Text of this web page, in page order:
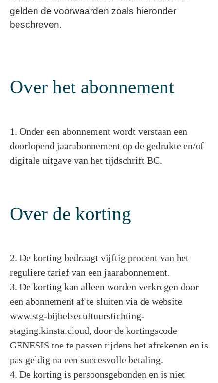
gelden de voorwaarden zoals hieronder
beschreven.
Over het abonnement
1. Onder een abonnement wordt verstaan een
doorlopend jaarabonnement op de gedrukte en/of
digitale uitgave van het tijdschrift BC.
Over de korting
2. De korting bedraagt vijftig procent van het
reguliere tarief van een jaarabonnement.
3. De korting kan alleen worden verkregen door
een abonnement af te sluiten via de website
www.stg-bijbelsecultuurstichting-
staging.kinsta.cloud, door de kortingscode
GENESIS toe te passen tijdens het afrekenen en is
pas geldig na een succesvolle betaling.
4. De korting is persoonsgebonden en is niet